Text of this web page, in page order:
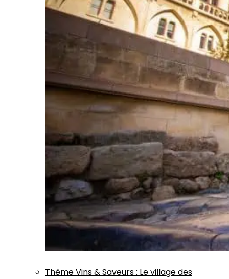
ThèmeVins & Saveurs: Le village des